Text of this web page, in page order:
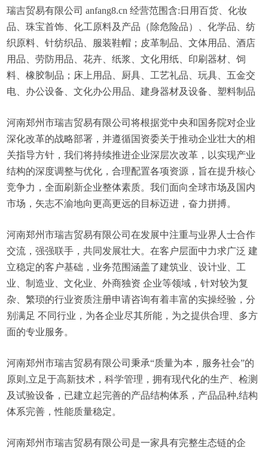
瑞吉贸易有限公司 anfang8.cn 经营范围含:日用百货、化妆
品、珠宝首饰、化工原料及产品（除危险品）、化学品、纺
织原料、针纺织品、服装鞋帽；皮革制品、文体用品、酒店
用品、劳防用品、花卉、纸浆、文化用纸、印刷器材、饲
料、橡胶制品；床上用品、厨具、工艺礼品、玩具、五金交
电、办公设备、文化办公用品、建身器材及设备、塑料制品
河南郑州市瑞吉贸易有限公司将根据党中央和国务院对企业
深化改革的战略部署，并遵循国资委关于推动企业壮大的相
关指导方针，我们将持续推进企业深层次改革，以实现产业
结构的深度调整与优化，合理配置各项资源，旨在提升核心
竞争力，全面刷新企业整体素质。我们面向全球市场及国内
市场，矢志不渝地向更高更远的目标迈进，奋力拼搏。
河南郑州市瑞吉贸易有限公司在发展中注重与业界人士合作
交流，强强联手，共同发展壮大。在客户层面中力求广泛 建
立稳定的客户基础，业务范围涵盖了建筑业、设计业、工
业、制造业、文化业、外商独资 企业等领域，针对较为复
杂、繁琐的行业资质注册申请咨询有着丰富的实操经验，分
别满足 不同行业，为各企业尽其所能，为之提供合理、多方
面的专业服务。
河南郑州市瑞吉贸易有限公司秉承“质量为本，服务社会”的
原则,立足于高新技术，科学管理，拥有现代化的生产、检测
及试验设备，已建立起完善的产品结构体系，产品品种,结构
体系完善，性能质量稳定。
河南郑州市瑞吉贸易有限公司是一家具有完整生态链的企